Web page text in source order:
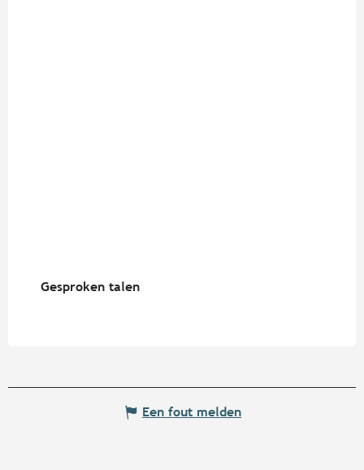
Gesproken talen
Gesproken talen
Een fout melden